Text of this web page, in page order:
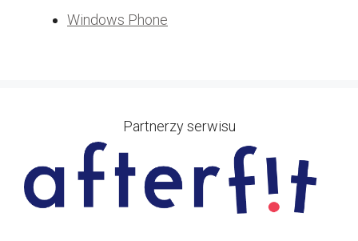
Windows Phone
Partnerzy serwisu